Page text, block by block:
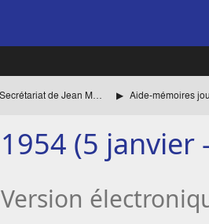
Documents établis par le Secrétariat de Jean Monnet
1954 (5 janvier
Version